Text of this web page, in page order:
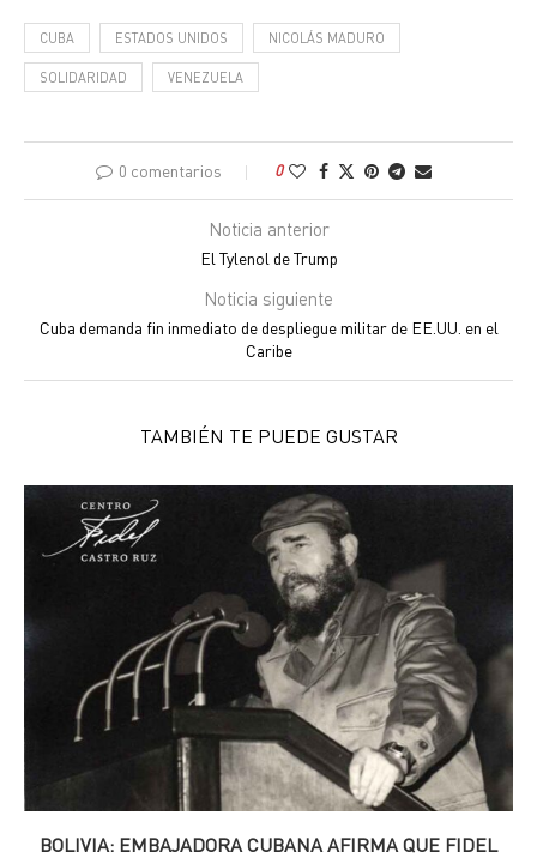
CUBA ESTADOS UNIDOS NICOLÁS MADURO
SOLIDARIDAD VENEZUELA
0 comentarios 0
Noticia anterior
El Tylenol de Trump
Noticia siguiente
Cuba demanda fin inmediato de despliegue militar de EE.UU. en el
Caribe
TAMBIÉN TE PUEDE GUSTAR
BOLIVIA: EMBAJADORA CUBANA AFIRMA QUE FIDEL